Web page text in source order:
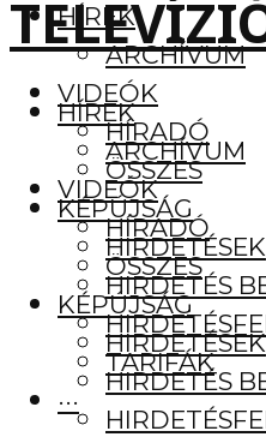
HÍREK
ARCHÍVUM
VIDEÓK
HÍRADÓ
ÖSSZES
KÉPÚJSÁG
HIRDETÉSEK
HIRDETÉS
TARIFÁK
···
HÍREK
ARCHÍVUM
VIDEÓK
HÍRADÓ
ÖSSZES
KÉPÚJSÁG
HIRDETÉSEK
HIRDETÉS